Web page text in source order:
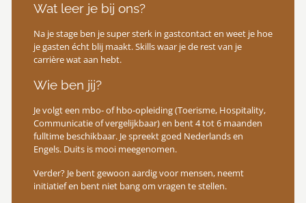
Wat leer je bij ons?
Na je stage ben je super sterk in gastcontact en weet je hoe
je gasten écht blij maakt. Skills waar je de rest van je
carrière wat aan hebt.
Wie ben jij?
Je volgt een mbo- of hbo-opleiding (Toerisme, Hospitality,
Communicatie of vergelijkbaar) en bent 4 tot 6 maanden
fulltime beschikbaar. Je spreekt goed Nederlands en
Engels. Duits is mooi meegenomen.
Verder? Je bent gewoon aardig voor mensen, neemt
initiatief en bent niet bang om vragen te stellen.